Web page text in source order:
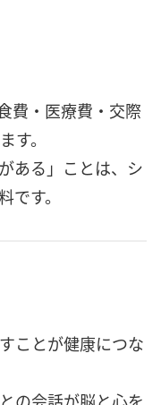
費・医療費・交際
す。
ある」ことは、シ
です。
ことが健康につな
の会話が脳と心を